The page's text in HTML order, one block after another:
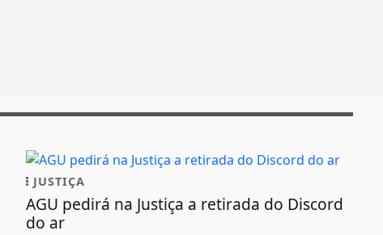
JUSTIÇA
AGU pedirá na Justiça a retirada do Discord
do ar